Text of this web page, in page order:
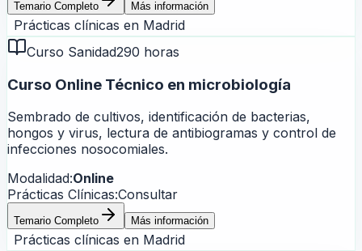
Temario Completo Más información
Prácticas clínicas en Madrid
Curso Sanidad290 horas
Curso Online Técnico en microbiología
Sembrado de cultivos, identificación de bacterias,
hongos y virus, lectura de antibiogramas y control de
infecciones nosocomiales.
Modalidad:Online
Prácticas Clínicas:Consultar
Temario Completo Más información
Prácticas clínicas en Madrid